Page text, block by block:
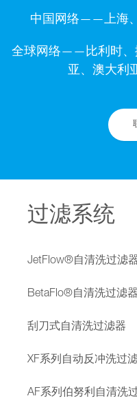
中国网络——上海
全球网络——比利时、
亚、澳大利
过滤系统
JetFlow®自清洗过滤
BetaFlo®自清洗过滤器
刮刀式自清洗过滤器
XF系列自动反冲洗过
AF系列伯努利自清洗